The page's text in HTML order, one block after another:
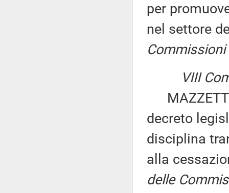
per
nel settore
Commissioni
VIII
decreto
disciplina
alla
delle